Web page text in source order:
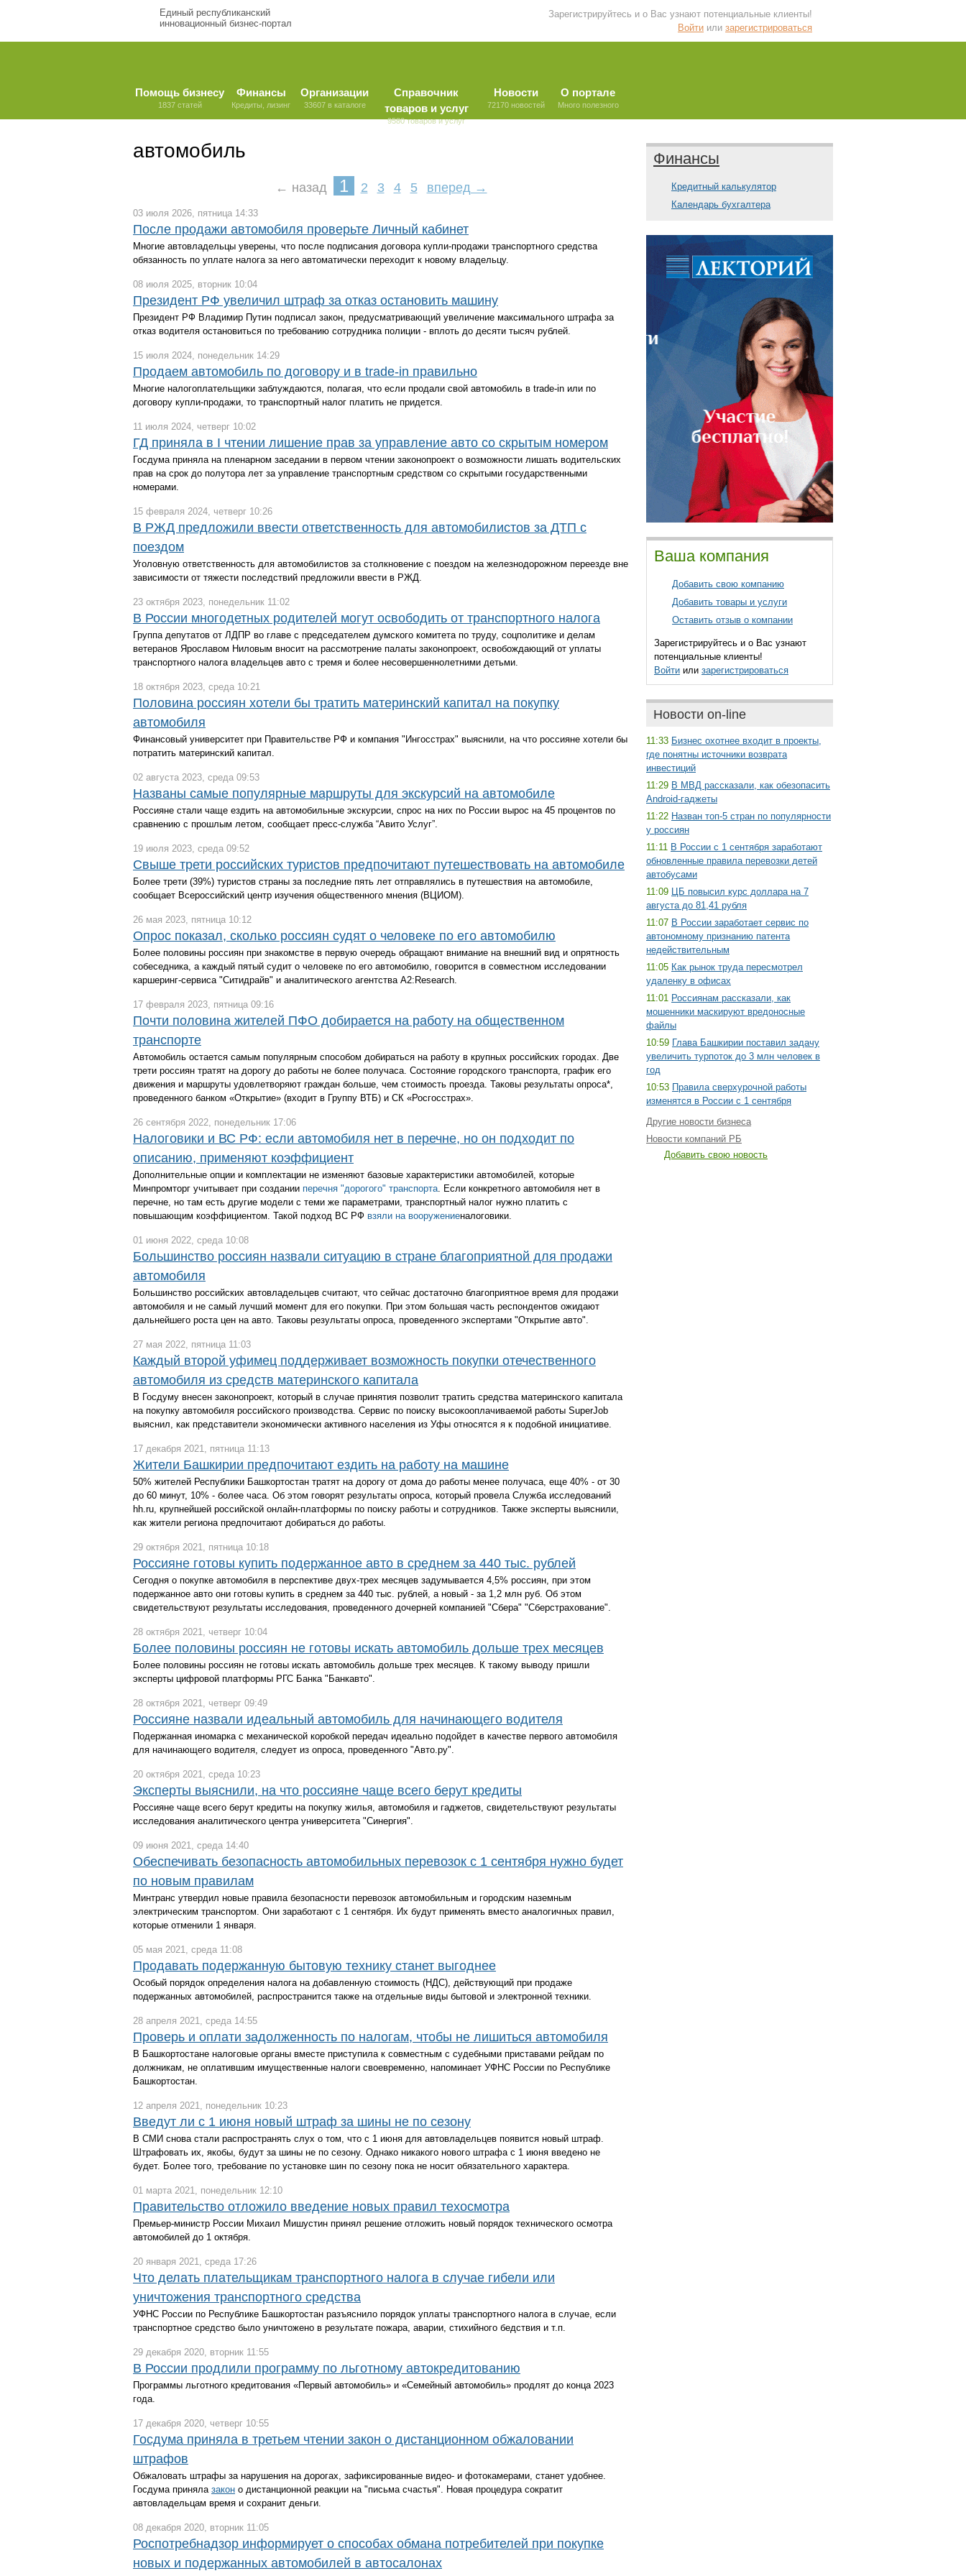
Единый республиканский
инновационный бизнес-портал
Зарегистрируйтесь и о Вас узнают потенциальные клиенты!
Войти или зарегистрироваться
Помощь бизнесу
1837 статей
Финансы
Кредиты, лизинг
Организации
33607 в каталоге
Справочник
товаров и услуг
9580 товаров и услуг
Новости
72170 новостей
О портале
Много полезного
автомобиль
← назад 1 2 3 4 5 вперед →
03 июля 2026, пятница 14:33
После продажи автомобиля проверьте Личный кабинет
Многие автовладельцы уверены, что после подписания договора купли-продажи транспортного средства
обязанность по уплате налога за него автоматически переходит к новому владельцу.
08 июля 2025, вторник 10:04
Президент РФ увеличил штраф за отказ остановить машину
Президент РФ Владимир Путин подписал закон, предусматривающий увеличение максимального штрафа за
отказ водителя остановиться по требованию сотрудника полиции - вплоть до десяти тысяч рублей.
15 июля 2024, понедельник 14:29
Продаем автомобиль по договору и в trade-in правильно
Многие налогоплательщики заблуждаются, полагая, что если продали свой автомобиль в trade-in или по
договору купли-продажи, то транспортный налог платить не придется.
11 июля 2024, четверг 10:02
ГД приняла в I чтении лишение прав за управление авто со скрытым номером
Госдума приняла на пленарном заседании в первом чтении законопроект о возможности лишать водительских
прав на срок до полутора лет за управление транспортным средством со скрытыми государственными
номерами.
15 февраля 2024, четверг 10:26
В РЖД предложили ввести ответственность для автомобилистов за ДТП с
поездом
Уголовную ответственность для автомобилистов за столкновение с поездом на железнодорожном переезде вне
зависимости от тяжести последствий предложили ввести в РЖД.
23 октября 2023, понедельник 11:02
В России многодетных родителей могут освободить от транспортного налога
Группа депутатов от ЛДПР во главе с председателем думского комитета по труду, соцполитике и делам
ветеранов Ярославом Ниловым вносит на рассмотрение палаты законопроект, освобождающий от уплаты
транспортного налога владельцев авто с тремя и более несовершеннолетними детьми.
18 октября 2023, среда 10:21
Половина россиян хотели бы тратить материнский капитал на покупку
автомобиля
Финансовый университет при Правительстве РФ и компания "Ингосстрах" выяснили, на что россияне хотели бы
потратить материнский капитал.
02 августа 2023, среда 09:53
Названы самые популярные маршруты для экскурсий на автомобиле
Россияне стали чаще ездить на автомобильные экскурсии, спрос на них по России вырос на 45 процентов по
сравнению с прошлым летом, сообщает пресс-служба “Авито Услуг”.
19 июля 2023, среда 09:52
Свыше трети российских туристов предпочитают путешествовать на автомобиле
Более трети (39%) туристов страны за последние пять лет отправлялись в путешествия на автомобиле,
сообщает Всероссийский центр изучения общественного мнения (ВЦИОМ).
26 мая 2023, пятница 10:12
Опрос показал, сколько россиян судят о человеке по его автомобилю
Более половины россиян при знакомстве в первую очередь обращают внимание на внешний вид и опрятность
собеседника, а каждый пятый судит о человеке по его автомобилю, говорится в совместном исследовании
каршеринг-сервиса "Ситидрайв" и аналитического агентства A2:Research.
17 февраля 2023, пятница 09:16
Почти половина жителей ПФО добирается на работу на общественном
транспорте
Автомобиль остается самым популярным способом добираться на работу в крупных российских городах. Две
трети россиян тратят на дорогу до работы не более получаса. Состояние городского транспорта, график его
движения и маршруты удовлетворяют граждан больше, чем стоимость проезда. Таковы результаты опроса*,
проведенного банком «Открытие» (входит в Группу ВТБ) и СК «Росгосстрах».
26 сентября 2022, понедельник 17:06
Налоговики и ВС РФ: если автомобиля нет в перечне, но он подходит по
описанию, применяют коэффициент
Дополнительные опции и комплектации не изменяют базовые характеристики автомобилей, которые
Минпромторг учитывает при создании перечня "дорогого" транспорта. Если конкретного автомобиля нет в
перечне, но там есть другие модели с теми же параметрами, транспортный налог нужно платить с
повышающим коэффициентом. Такой подход ВС РФ взяли на вооружениеналоговики.
01 июня 2022, среда 10:08
Большинство россиян назвали ситуацию в стране благоприятной для продажи
автомобиля
Большинство российских автовладельцев считают, что сейчас достаточно благоприятное время для продажи
автомобиля и не самый лучший момент для его покупки. При этом большая часть респондентов ожидают
дальнейшего роста цен на авто. Таковы результаты опроса, проведенного экспертами "Открытие авто".
27 мая 2022, пятница 11:03
Каждый второй уфимец поддерживает возможность покупки отечественного
автомобиля из средств материнского капитала
В Госдуму внесен законопроект, который в случае принятия позволит тратить средства материнского капитала
на покупку автомобиля российского производства. Сервис по поиску высокооплачиваемой работы SuperJob
выяснил, как представители экономически активного населения из Уфы относятся я к подобной инициативе.
17 декабря 2021, пятница 11:13
Жители Башкирии предпочитают ездить на работу на машине
50% жителей Республики Башкортостан тратят на дорогу от дома до работы менее получаса, еще 40% - от 30
до 60 минут, 10% - более часа. Об этом говорят результаты опроса, который провела Служба исследований
hh.ru, крупнейшей российской онлайн-платформы по поиску работы и сотрудников. Также эксперты выяснили,
как жители региона предпочитают добираться до работы.
29 октября 2021, пятница 10:18
Россияне готовы купить подержанное авто в среднем за 440 тыс. рублей
Сегодня о покупке автомобиля в перспективе двух-трех месяцев задумывается 4,5% россиян, при этом
подержанное авто они готовы купить в среднем за 440 тыс. рублей, а новый - за 1,2 млн руб. Об этом
свидетельствуют результаты исследования, проведенного дочерней компанией "Сбера" "Сберстрахование".
28 октября 2021, четверг 10:04
Более половины россиян не готовы искать автомобиль дольше трех месяцев
Более половины россиян не готовы искать автомобиль дольше трех месяцев. К такому выводу пришли
эксперты цифровой платформы РГС Банка "Банкавто".
28 октября 2021, четверг 09:49
Россияне назвали идеальный автомобиль для начинающего водителя
Подержанная иномарка с механической коробкой передач идеально подойдет в качестве первого автомобиля
для начинающего водителя, следует из опроса, проведенного "Авто.ру".
20 октября 2021, среда 10:23
Эксперты выяснили, на что россияне чаще всего берут кредиты
Россияне чаще всего берут кредиты на покупку жилья, автомобиля и гаджетов, свидетельствуют результаты
исследования аналитического центра университета "Синергия".
09 июня 2021, среда 14:40
Обеспечивать безопасность автомобильных перевозок с 1 сентября нужно будет
по новым правилам
Минтранс утвердил новые правила безопасности перевозок автомобильным и городским наземным
электрическим транспортом. Они заработают с 1 сентября. Их будут применять вместо аналогичных правил,
которые отменили 1 января.
05 мая 2021, среда 11:08
Продавать подержанную бытовую технику станет выгоднее
Особый порядок определения налога на добавленную стоимость (НДС), действующий при продаже
подержанных автомобилей, распространится также на отдельные виды бытовой и электронной техники.
28 апреля 2021, среда 14:55
Проверь и оплати задолженность по налогам, чтобы не лишиться автомобиля
В Башкортостане налоговые органы вместе приступила к совместным с судебными приставами рейдам по
должникам, не оплатившим имущественные налоги своевременно, напоминает УФНС России по Республике
Башкортостан.
12 апреля 2021, понедельник 10:23
Введут ли с 1 июня новый штраф за шины не по сезону
В СМИ снова стали распространять слух о том, что с 1 июня для автовладельцев появится новый штраф.
Штрафовать их, якобы, будут за шины не по сезону. Однако никакого нового штрафа с 1 июня введено не
будет. Более того, требование по установке шин по сезону пока не носит обязательного характера.
01 марта 2021, понедельник 12:10
Правительство отложило введение новых правил техосмотра
Премьер-министр России Михаил Мишустин принял решение отложить новый порядок технического осмотра
автомобилей до 1 октября.
20 января 2021, среда 17:26
Что делать плательщикам транспортного налога в случае гибели или
уничтожения транспортного средства
УФНС России по Республике Башкортостан разъяснило порядок уплаты транспортного налога в случае, если
транспортное средство было уничтожено в результате пожара, аварии, стихийного бедствия и т.п.
29 декабря 2020, вторник 11:55
В России продлили программу по льготному автокредитованию
Программы льготного кредитования «Первый автомобиль» и «Семейный автомобиль» продлят до конца 2023
года.
17 декабря 2020, четверг 10:55
Госдума приняла в третьем чтении закон о дистанционном обжаловании
штрафов
Обжаловать штрафы за нарушения на дорогах, зафиксированные видео- и фотокамерами, станет удобнее.
Госдума приняла закон о дистанционной реакции на "письма счастья". Новая процедура сократит
автовладельцам время и сохранит деньги.
08 декабря 2020, вторник 11:05
Роспотребнадзор информирует о способах обмана потребителей при покупке
новых и подержанных автомобилей в автосалонах
Финансы
Кредитный калькулятор
Календарь бухгалтера
Ваша компания
Добавить свою компанию
Добавить товары и услуги
Оставить отзыв о компании
Зарегистрируйтесь и о Вас узнают
потенциальные клиенты!
Войти или зарегистрироваться
Новости on-line
11:33 Бизнес охотнее входит в проекты,
где понятны источники возврата
инвестиций
11:29 В МВД рассказали, как обезопасить
Android-гаджеты
11:22 Назван топ-5 стран по популярности
у россиян
11:11 В России с 1 сентября заработают
обновленные правила перевозки детей
автобусами
11:09 ЦБ повысил курс доллара на 7
августа до 81,41 рубля
11:07 В России заработает сервис по
автономному признанию патента
недействительным
11:05 Как рынок труда пересмотрел
удаленку в офисах
11:01 Россиянам рассказали, как
мошенники маскируют вредоносные
файлы
10:59 Глава Башкирии поставил задачу
увеличить турпоток до 3 млн человек в
год
10:53 Правила сверхурочной работы
изменятся в России с 1 сентября
Другие новости бизнеса
Новости компаний РБ
Добавить свою новость